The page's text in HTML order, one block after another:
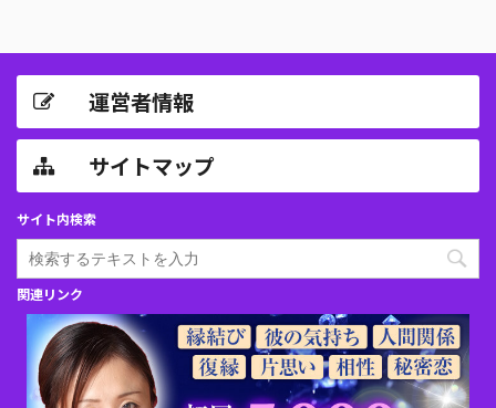
運営者情報
サイトマップ
サイト内検索
関連リンク